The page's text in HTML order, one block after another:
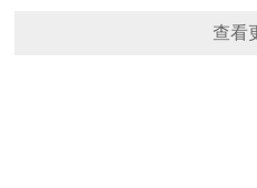
查看